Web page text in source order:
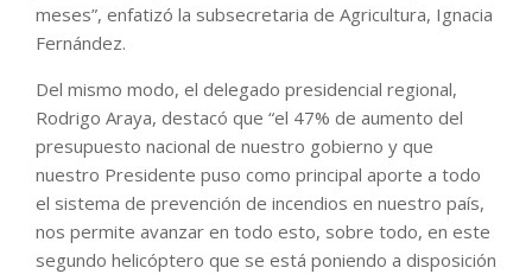
meses”, enfatizó la subsecretaria de Agricultura, Ignacia
Fernández.
Del mismo modo, el delegado presidencial regional,
Rodrigo Araya, destacó que “el 47% de aumento del
presupuesto nacional de nuestro gobierno y que
nuestro Presidente puso como principal aporte a todo
el sistema de prevención de incendios en nuestro país,
nos permite avanzar en todo esto, sobre todo, en este
segundo helicóptero que se está poniendo a disposición